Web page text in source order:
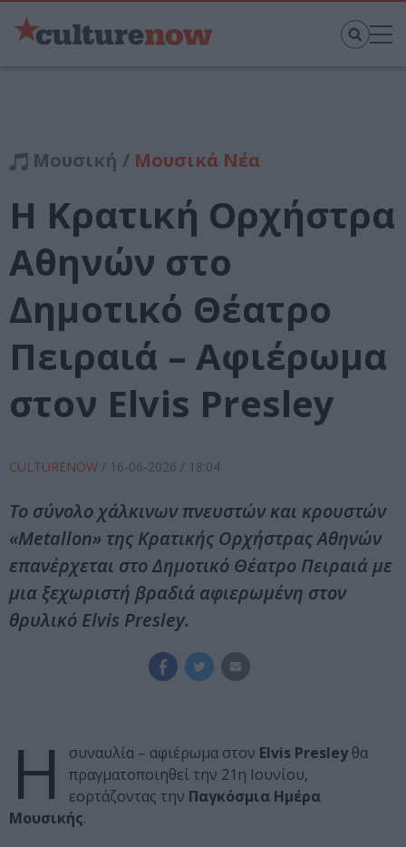
Μουσική / Μουσικά Νέα
Η Κρατική Ορχήστρα
Αθηνών στο
Δημοτικό Θέατρο
Πειραιά – Αφιέρωμα
στον Elvis Presley
CULTURENOW / 16-06-2026 / 18:04
Το σύνολο χάλκινων πνευστών και κρουστών
«Metallon» της Κρατικής Ορχήστρας Αθηνών
επανέρχεται στο Δημοτικό Θέατρο Πειραιά με
μια ξεχωριστή βραδιά αφιερωμένη στον
θρυλικό Elvis Presley.
Η συναυλία – αφιέρωμα στον Elvis Presley θα
πραγματοποιηθεί την 21η Ιουνίου,
εορτάζοντας την Παγκόσμια Ημέρα
Μουσικής.